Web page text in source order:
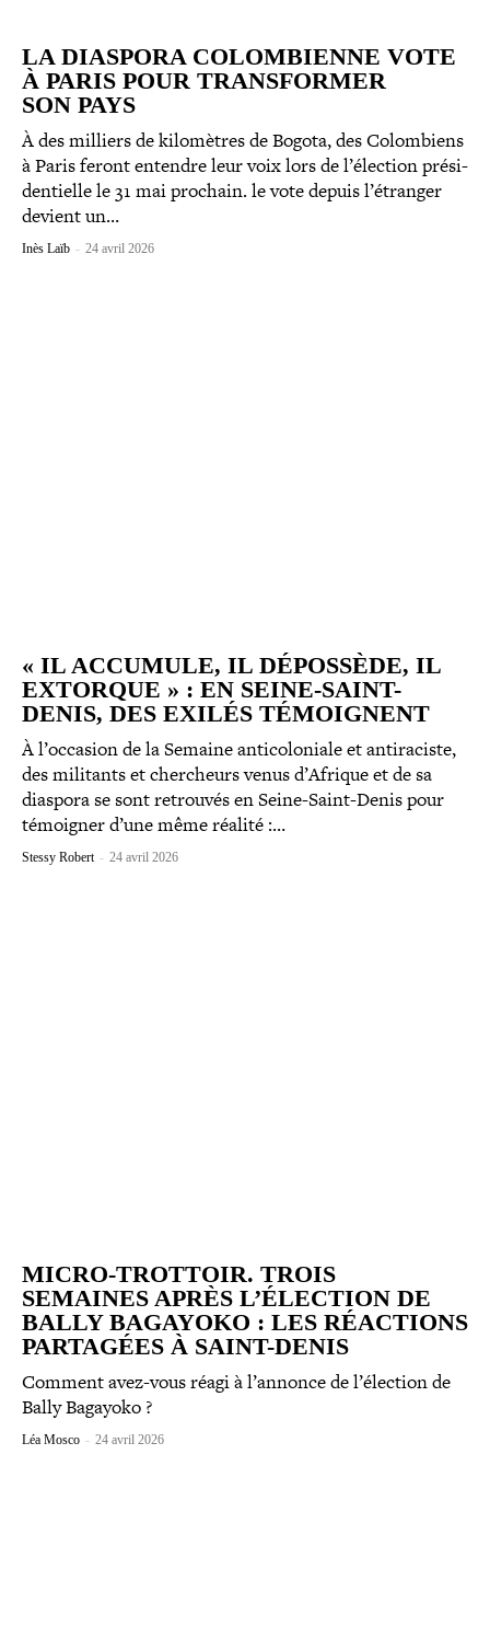
LA DIASPORA COLOM­BIENNE VOTE
À PARIS POUR TRANS­FOR­MER
SON PAYS
À des milliers de kilo­mètres de Bogota, des Colombiens
à Paris feront entendre leur voix lors de l’élection pré­si­
den­tielle le 31 mai prochain. le vote depuis l’étranger
devient un…
Inès Laïb - 24 avril 2026
« IL ACCUMULE, IL DÉPOSSÈDE, IL
EXTORQUE » : EN SEINE-​SAINT-​
DENIS, DES EXILÉS TÉMOIGNENT
À l’occasion de la Semaine anti­co­lo­niale et anti­ra­ciste,
des militants et cher­cheurs venus d’Afrique et de sa
diaspora se sont retrouvés en Seine-​Saint-​Denis pour
témoigner d’une même réalité :…
Stessy Robert - 24 avril 2026
MICRO-​TROTTOIR. TROIS
SEMAINES APRÈS L’ÉLECTION DE
BALLY BAGAYOKO : LES RÉACTIONS
PARTAGÉES À SAINT-DENIS
Comment avez-​vous réagi à l’annonce de l’élection de
Bally Bagayoko ?
Léa Mosco - 24 avril 2026